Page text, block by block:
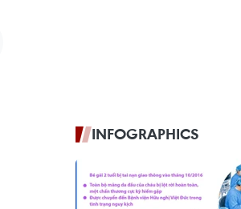
INFOGRAPHICS